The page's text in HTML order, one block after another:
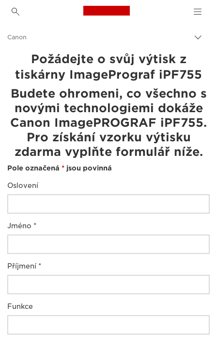
Canon Logo, back to
Canon
Požádejte o svůj výtisk z
tiskárny ImagePrograf iPF755
Budete ohromeni, co všechno s
novými technologiemi dokáže
Canon ImagePROGRAF iPF755.
Pro získání vzorku výtisku
zdarma vyplňte formulář níže.
Pole označená * jsou povinná
Oslovení
Jméno *
Příjmení *
Funkce